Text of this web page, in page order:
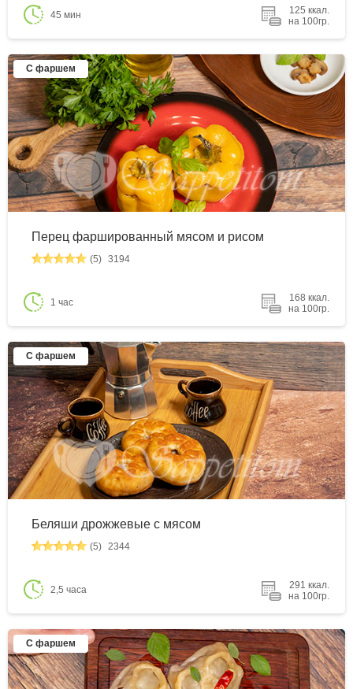
45 мин
125 ккал.
на 100гр.
С фаршем
Перец фаршированный мясом и рисом
(5) 3194
1 час
168 ккал.
на 100гр.
С фаршем
Беляши дрожжевые с мясом
(5) 2344
2,5 часа
291 ккал.
на 100гр.
С фаршем